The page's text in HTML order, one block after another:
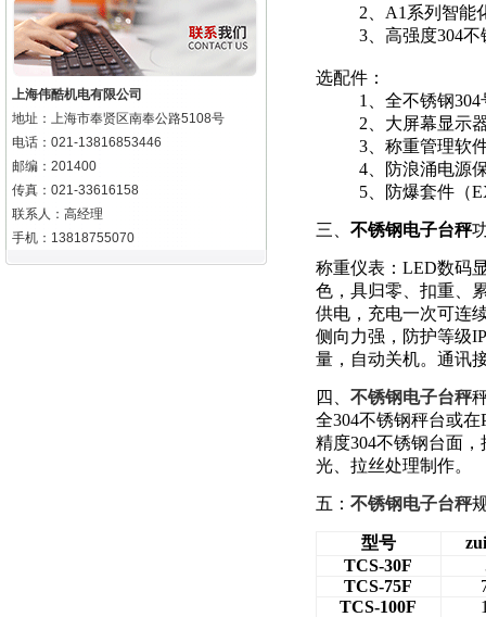
上海伟酷机电有限公司
地址：上海市奉贤区南奉公路5108号
电话：021-13816853446
邮编：201400
传真：021-33616158
联系人：高经理
手机：13818755070
2、 A1系列智能
3、高强度304
选配件：
1、全不锈钢304
2、大屏幕显示
3、称重管理软
4、防浪涌电源保
5、防爆套件（
三、 不锈钢电子台秤
称重仪表：LED数码
色，具归零、扣重、
供电，充电一次可连
侧向力强，防护等级
量，自动关机。通讯
四、 不锈钢电子台秤
全304不锈钢秤台或在
精度304不锈钢台面
光、拉丝处理制作。
五： 不锈钢电子台秤
型号
TCS-30F
TCS-75F
TCS-100F